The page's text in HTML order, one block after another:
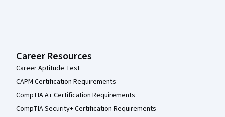
Career Resources
Career Aptitude Test
CAPM Certification Requirements
CompTIA A+ Certification Requirements
CompTIA Security+ Certification Requirements